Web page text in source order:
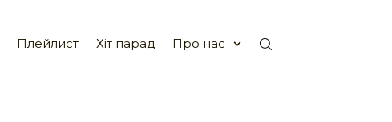
Плейлист Хіт парад Про нас